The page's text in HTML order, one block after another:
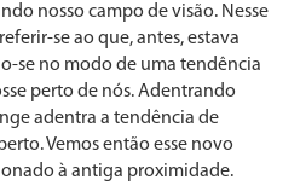
nosso campo de visão. Nesse
se ao que, antes, estava
se no modo de uma tendência
perto de nós. Adentrando
adentra a tendência de
Vemos então esse novo
à antiga proximidade.